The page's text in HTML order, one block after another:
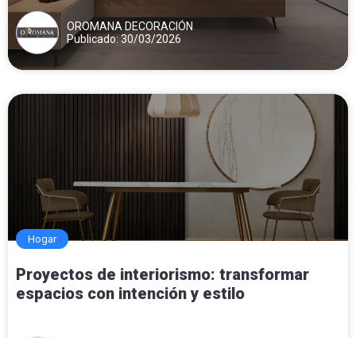
OROMANA DECORACIÓN
Publicado: 30/03/2026
Hogar
Proyectos de interiorismo: transformar
espacios con intención y estilo